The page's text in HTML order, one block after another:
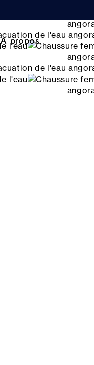
A propos